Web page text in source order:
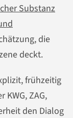
Substanz
die
deckt.
frühzeitig
ZAG,
den Dialog